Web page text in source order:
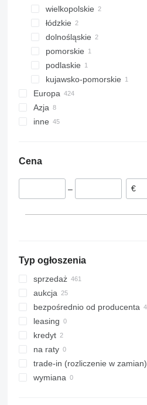
wielkopolskie
Rakoniewice
Gostyń
łódzkie
dolnośląskie
Dzierżoniów
pomorskie
Główczyce
podlaskie
Rzędziany
kujawsko-pomorskie
Lisi Ogon
Europa
Łotwa
Rumunia
Azja
inne
Cena
–
Typ ogłoszenia
sprzedaż
aukcja
bezpośrednio od producenta
leasing
kredyt
na raty
trade-in (rozliczenie w zamian)
wymiana